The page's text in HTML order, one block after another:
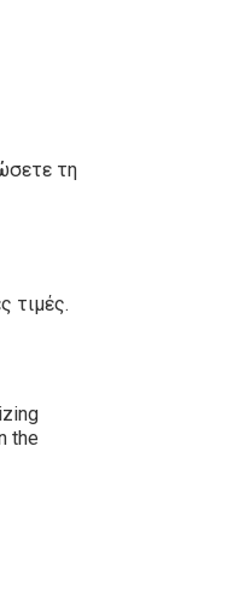
τη
τιμές.
the